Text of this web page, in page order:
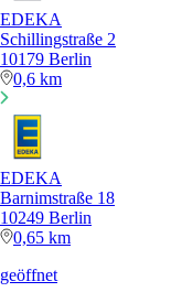
EDEKA
Schillingstraße 2
10179 Berlin
0,6 km
EDEKA
Barnimstraße 18
10249 Berlin
0,65 km
geöffnet